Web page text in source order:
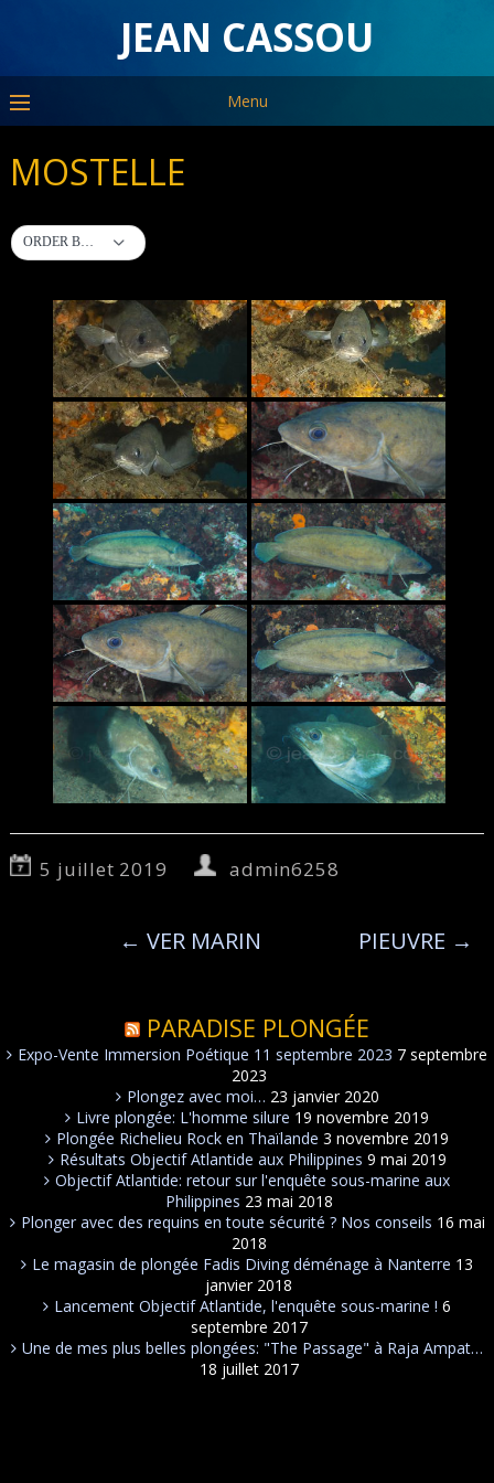
JEAN CASSOU
Menu
MOSTELLE
ORDER BY DEFAULT
5 juillet 2019 admin6258
← VER MARIN PIEUVRE →
PARADISE PLONGÉE
Expo-Vente Immersion Poétique 11 septembre 2023 7 septembre
2023
Plongez avec moi… 23 janvier 2020
Livre plongée: L'homme silure 19 novembre 2019
Plongée Richelieu Rock en Thaïlande 3 novembre 2019
Résultats Objectif Atlantide aux Philippines 9 mai 2019
Objectif Atlantide: retour sur l'enquête sous-marine aux
Philippines 23 mai 2018
Plonger avec des requins en toute sécurité ? Nos conseils 16 mai
2018
Le magasin de plongée Fadis Diving déménage à Nanterre 13
janvier 2018
Lancement Objectif Atlantide, l'enquête sous-marine ! 6
septembre 2017
Une de mes plus belles plongées: "The Passage" à Raja Ampat…
18 juillet 2017